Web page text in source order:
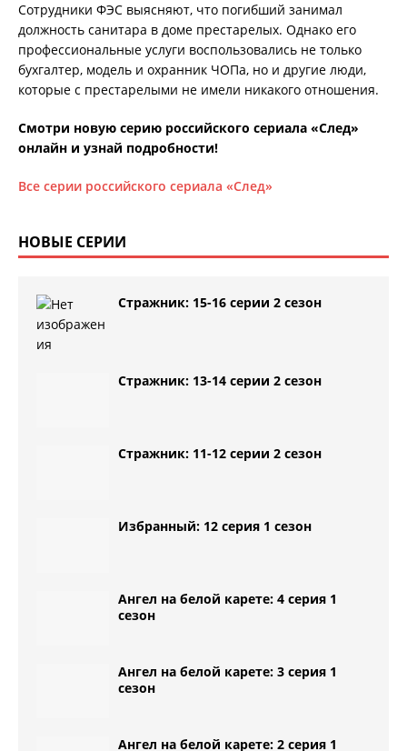
Сотрудники ФЭС выясняют, что погибший занимал
должность санитара в доме престарелых. Однако его
профессиональные услуги воспользовались не только
бухгалтер, модель и охранник ЧОПа, но и другие люди,
которые с престарелыми не имели никакого отношения.
Смотри новую серию российского сериала «След»
онлайн и узнай подробности!
Все серии российского сериала «След»
НОВЫЕ СЕРИИ
Стражник: 15-16 серии 2 сезон
Стражник: 13-14 серии 2 сезон
Стражник: 11-12 серии 2 сезон
Избранный: 12 серия 1 сезон
Ангел на белой карете: 4 серия 1
сезон
Ангел на белой карете: 3 серия 1
сезон
Ангел на белой карете: 2 серия 1